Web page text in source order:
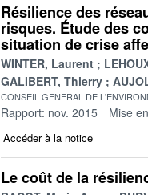
Résilience des
risques. Étude des
situation de crise
WINTER, Laurent
GALIBERT, Thierry
CONSEIL GENERAL DE
Rapport: nov. 2015 Mise
Accéder à la notice
Le coût de la